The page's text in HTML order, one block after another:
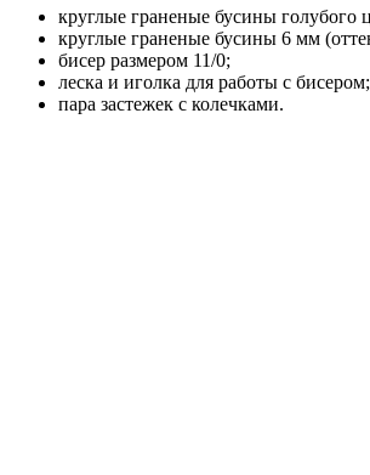
круглые граненые бусины голубого
круглые граненые бусины 6 мм
бисер размером 11/0;
леска и иголка для работы с бисером;
пара застежек с колечками.